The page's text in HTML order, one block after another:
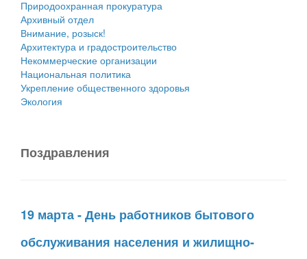
Природоохранная прокуратура
Архивный отдел
Внимание, розыск!
Архитектура и градостроительство
Некоммерческие организации
Национальная политика
Укрепление общественного здоровья
Экология
Поздравления
19 марта - День работников бытового
обслуживания населения и жилищно-